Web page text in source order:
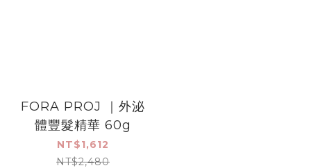
FORA PROJ ｜外泌
體豐髮精華 60g
NT$1,612
NT$2,480